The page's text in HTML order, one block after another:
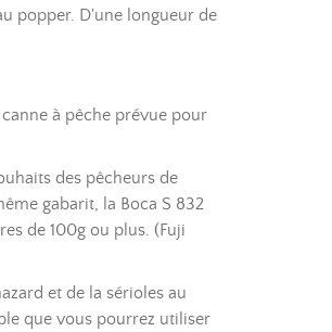
popper. D'une longueur de
à pêche prévue pour
des pêcheurs de
gabarit, la Boca S 832
de 100g ou plus. (Fuji
et de la sérioles au
que vous pourrez utiliser